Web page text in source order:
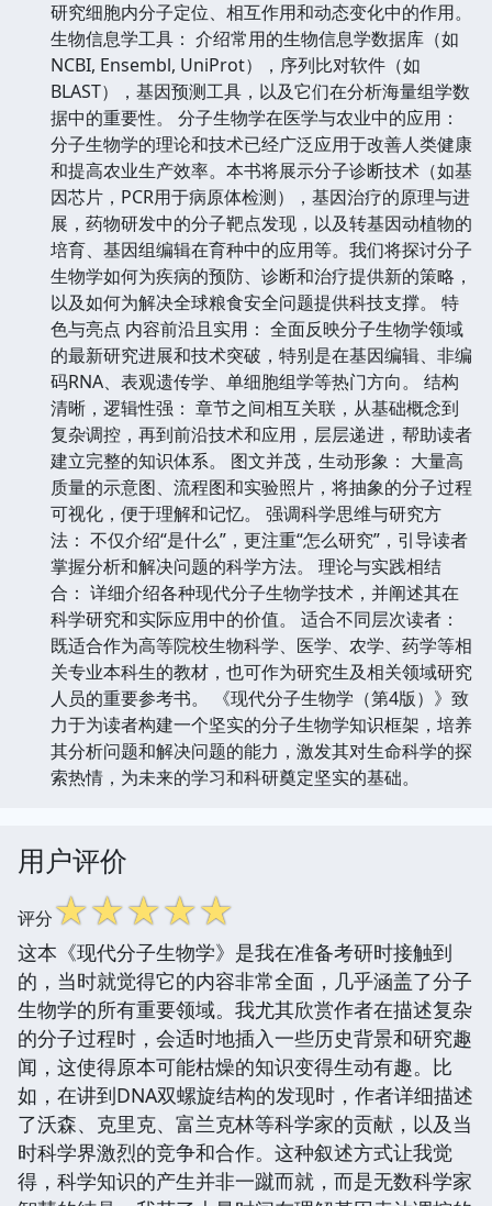
研究细胞内分子定位、相互作用和动态变化中的作用。
生物信息学工具： 介绍常用的生物信息学数据库（如
NCBI, Ensembl, UniProt），序列比对软件（如
BLAST），基因预测工具，以及它们在分析海量组学数
据中的重要性。 分子生物学在医学与农业中的应用：
分子生物学的理论和技术已经广泛应用于改善人类健康
和提高农业生产效率。本书将展示分子诊断技术（如基
因芯片，PCR用于病原体检测），基因治疗的原理与进
展，药物研发中的分子靶点发现，以及转基因动植物的
培育、基因组编辑在育种中的应用等。我们将探讨分子
生物学如何为疾病的预防、诊断和治疗提供新的策略，
以及如何为解决全球粮食安全问题提供科技支撑。 特
色与亮点 内容前沿且实用： 全面反映分子生物学领域
的最新研究进展和技术突破，特别是在基因编辑、非编
码RNA、表观遗传学、单细胞组学等热门方向。 结构
清晰，逻辑性强： 章节之间相互关联，从基础概念到
复杂调控，再到前沿技术和应用，层层递进，帮助读者
建立完整的知识体系。 图文并茂，生动形象： 大量高
质量的示意图、流程图和实验照片，将抽象的分子过程
可视化，便于理解和记忆。 强调科学思维与研究方
法： 不仅介绍“是什么”，更注重“怎么研究”，引导读者
掌握分析和解决问题的科学方法。 理论与实践相结
合： 详细介绍各种现代分子生物学技术，并阐述其在
科学研究和实际应用中的价值。 适合不同层次读者：
既适合作为高等院校生物科学、医学、农学、药学等相
关专业本科生的教材，也可作为研究生及相关领域研究
人员的重要参考书。 《现代分子生物学（第4版）》致
力于为读者构建一个坚实的分子生物学知识框架，培养
其分析问题和解决问题的能力，激发其对生命科学的探
索热情，为未来的学习和科研奠定坚实的基础。
用户评价
评分☆☆☆☆☆
这本《现代分子生物学》是我在准备考研时接触到
的，当时就觉得它的内容非常全面，几乎涵盖了分子
生物学的所有重要领域。我尤其欣赏作者在描述复杂
的分子过程时，会适时地插入一些历史背景和研究趣
闻，这使得原本可能枯燥的知识变得生动有趣。比
如，在讲到DNA双螺旋结构的发现时，作者详细描述
了沃森、克里克、富兰克林等科学家的贡献，以及当
时科学界激烈的竞争和合作。这种叙述方式让我觉
得，科学知识的产生并非一蹴而就，而是无数科学家